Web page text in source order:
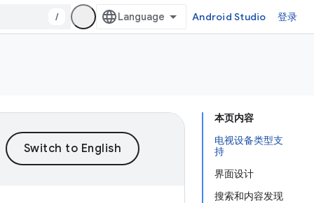
/ Android Studio 登录
本页内容
电视设备类型支
持
界面设计
搜索和内容发现